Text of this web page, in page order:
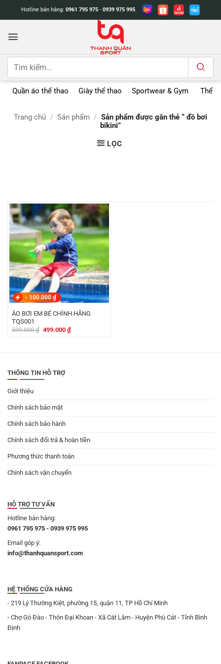
dung
Hotline bán hàng: 0961 795 975 - 0939 975 995
Tìm
Quần áo thể thao Giày thể thao Sportwear & Gym Thể
Trang chủ / Sản phẩm / Sản phẩm được gắn thẻ “ đồ bơi
bikini”
LỌC
- 100.000 ₫
ÁO BƠI EM BÉ CHÍNH HÃNG
TQS001
599.000₫ Giá
499.000 ₫Giá
hiện
THÔNG TIN HỖ TRỢ
Giới thiệu
Chính sách bảo mật
Chính sách bảo hành
Chính sách đổi trả & hoàn tiền
Phương thức thanh toán
Chính sách vận chuyển
HỖ TRỢ TƯ VẤN
Hotline bán hàng:
0961 795 975 - 0939 975 995
Email góp ý:
info@thanhquansport.com
HỆ THỐNG CỬA HÀNG
- 219 Lý Thường Kiệt, phường 15, quận 11, TP Hồ Chí Minh
- Chợ Gò Đào - Thôn Đại Khoan - Xã Cát Lâm - Huyện Phù Cát - Tỉnh Bình
Định